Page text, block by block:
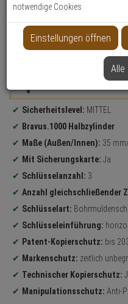
Produktinformationen
Sicherheitslevel: MITTEL
Bravus.1000 Halbzylinder
Maße (Außen/Innen): 35
Mit Sicherungskarte: Ja
Schlüsselanzahl: 3
Anzahl gleichschließender
Schlüsselart:
Schlüsseleinführung:
Patent-Kopierschutz: bis
Markenschutz: zeitlich
Technischer Kopierschutz:
Manipulationsschutz: Anti-
notwendige Cookies.
Einstellungen öffnen
Alle